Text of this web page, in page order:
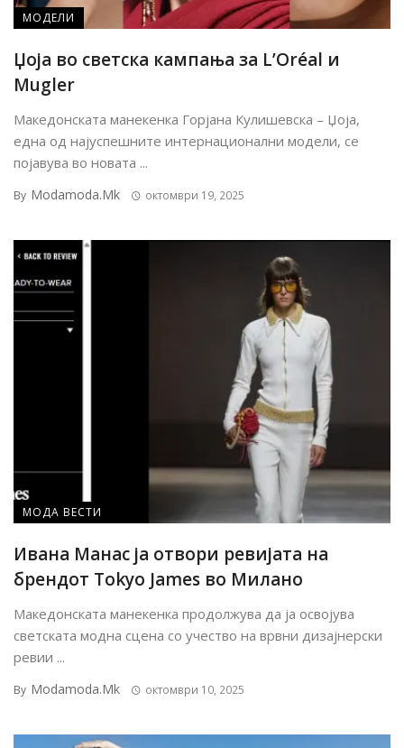
МОДЕЛИ
Џоја во светска кампања за L’Oréal и
Mugler
Македонската манекенка Горјана Кулишевска – Џоја,
една од најуспешните интернационални модели, се
појавува во новата ...
By Modamoda.mk октомври 19, 2025
МОДА ВЕСТИ
Ивана Манас ја отвори ревијата на
брендот Tokyo James во Милано
Македонската манекенка продолжува да ја освојува
светската модна сцена со учество на врвни дизајнерски
ревии ...
By Modamoda.mk октомври 10, 2025